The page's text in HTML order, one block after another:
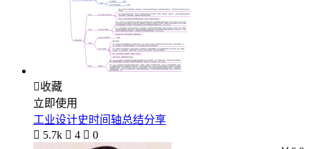
收藏
立即使用
工业设计史时间轴总结分享
 5.7k  4  0